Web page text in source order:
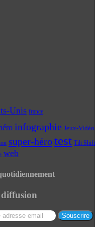
Unis france
infographie Jeux-Vidéo
super-hérotest Tilt Shift
web
diffusion